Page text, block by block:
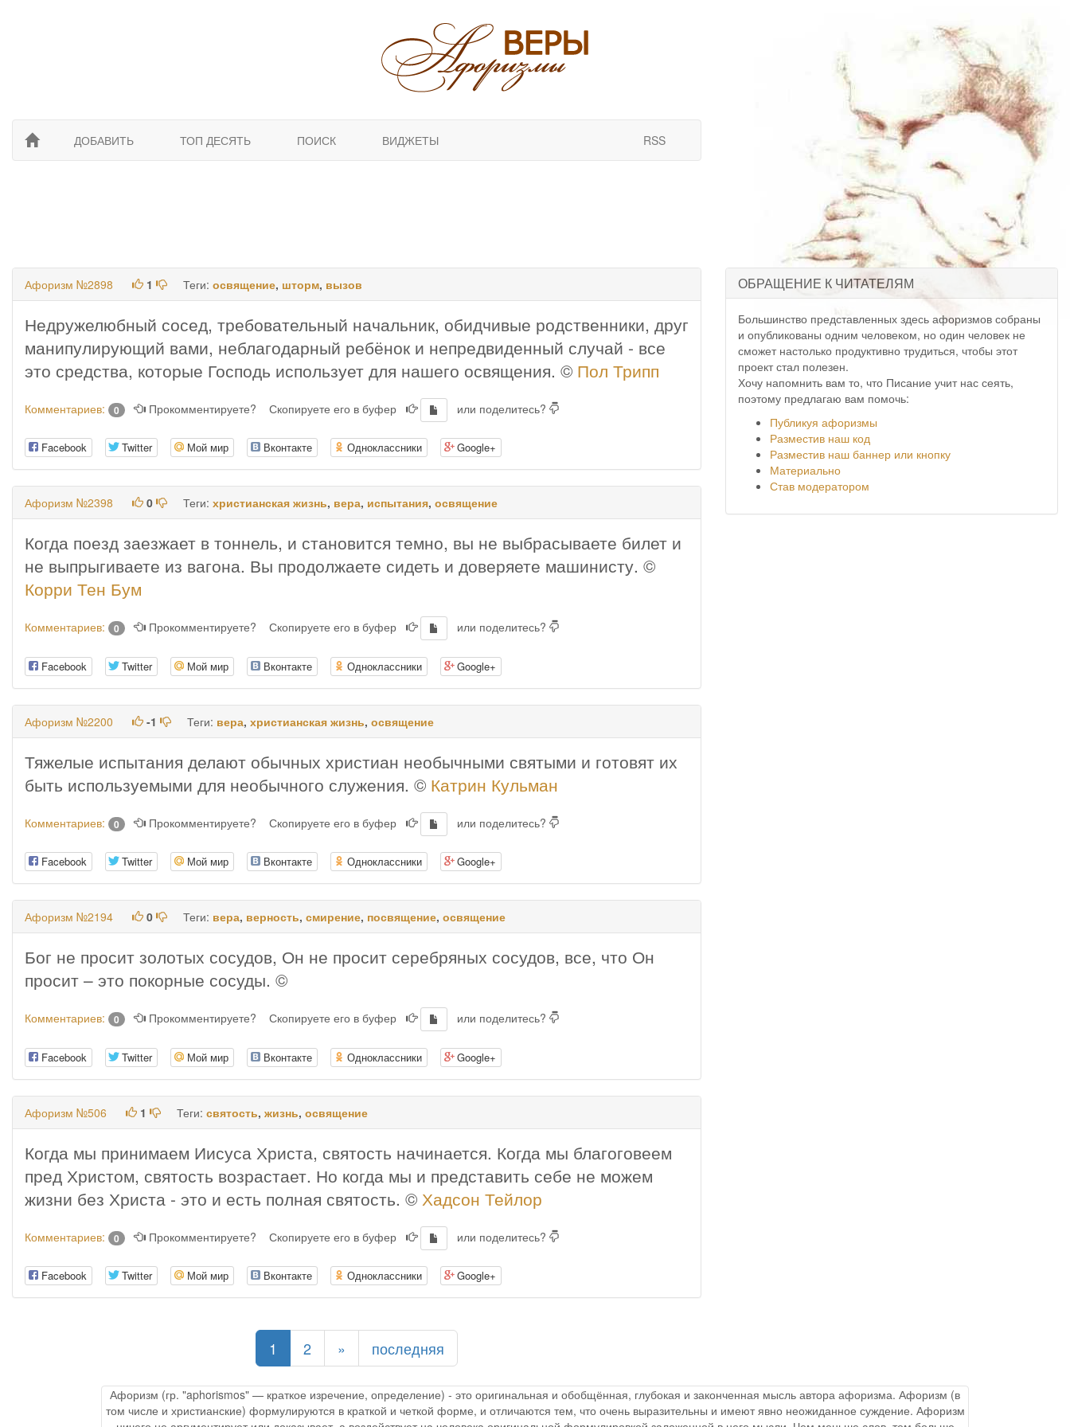
ДОБАВИТЬ ТОП ДЕСЯТЬ ПОИСК ВИДЖЕТЫ RSS
Афоризм №2898 1 Теги: освящение, шторм, вызов
Недружелюбный сосед, требовательный начальник, обидчивые родственники, друг
манипулирующий вами, неблагодарный ребёнок и непредвиденный случай - все
это средства, которые Господь использует для нашего освящения. © Пол Трипп
Комментариев: 0 Прокомментируете? Скопируете его в буфер или поделитесь?
Facebook Twitter Мой мир Вконтакте Одноклассники Google+
Афоризм №2398 0 Теги: христианская жизнь, вера, испытания, освящение
Когда поезд заезжает в тоннель, и становится темно, вы не выбрасываете билет и
не выпрыгиваете из вагона. Вы продолжаете сидеть и доверяете машинисту. ©
Корри Тен Бум
Комментариев: 0 Прокомментируете? Скопируете его в буфер или поделитесь?
Facebook Twitter Мой мир Вконтакте Одноклассники Google+
Афоризм №2200 -1 Теги: вера, христианская жизнь, освящение
Тяжелые испытания делают обычных христиан необычными святыми и готовят их
быть используемыми для необычного служения. © Катрин Кульман
Комментариев: 0 Прокомментируете? Скопируете его в буфер или поделитесь?
Facebook Twitter Мой мир Вконтакте Одноклассники Google+
Афоризм №2194 0 Теги: вера, верность, смирение, посвящение, освящение
Бог не просит золотых сосудов, Он не просит серебряных сосудов, все, что Он
просит – это покорные сосуды. ©
Комментариев: 0 Прокомментируете? Скопируете его в буфер или поделитесь?
Facebook Twitter Мой мир Вконтакте Одноклассники Google+
Афоризм №506 1 Теги: святость, жизнь, освящение
Когда мы принимаем Иисуса Христа, святость начинается. Когда мы благоговеем
пред Христом, святость возрастает. Но когда мы и представить себе не можем
жизни без Христа - это и есть полная святость. © Хадсон Тейлор
Комментариев: 0 Прокомментируете? Скопируете его в буфер или поделитесь?
Facebook Twitter Мой мир Вконтакте Одноклассники Google+
1 (current)
2 » последняя
ОБРАЩЕНИЕ К ЧИТАТЕЛЯМ
Большинство представленных здесь афоризмов собраны
и опубликованы одним человеком, но один человек не
сможет настолько продуктивно трудиться, чтобы этот
проект стал полезен.
Хочу напомнить вам то, что Писание учит нас сеять,
поэтому предлагаю вам помочь:
Публикуя афоризмы
Разместив наш код
Разместив наш баннер или кнопку
Материально
Став модератором
Афоризм (гр. "aphorismos" — краткое изречение, определение) - это оригинальная и обобщённая, глубокая и законченная мысль автора афоризма. Афоризм (в
том числе и христианские) формулируются в краткой и четкой форме, и отличаются тем, что очень выразительны и имеют явно неожиданное суждение. Афоризм